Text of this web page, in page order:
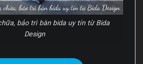
bảo trì bàn bida uy tín từ Bida
Design